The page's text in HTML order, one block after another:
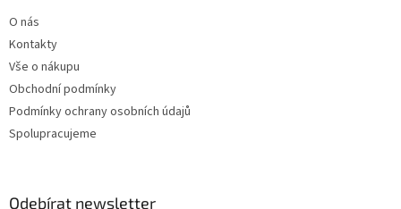
O nás
Kontakty
Vše o nákupu
Obchodní podmínky
Podmínky ochrany osobních údajů
Spolupracujeme
Odebírat newsletter